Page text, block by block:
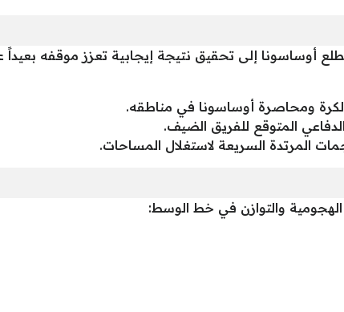
أوساسونا إلى تحقيق نتيجة إيجابية تعزز موقفه
ومحاصرة أوساسونا في مناطقه.
المتوقع للفريق الضيف.
المرتدة السريعة لاستغلال المساحات.
والتوازن في خط الوسط: